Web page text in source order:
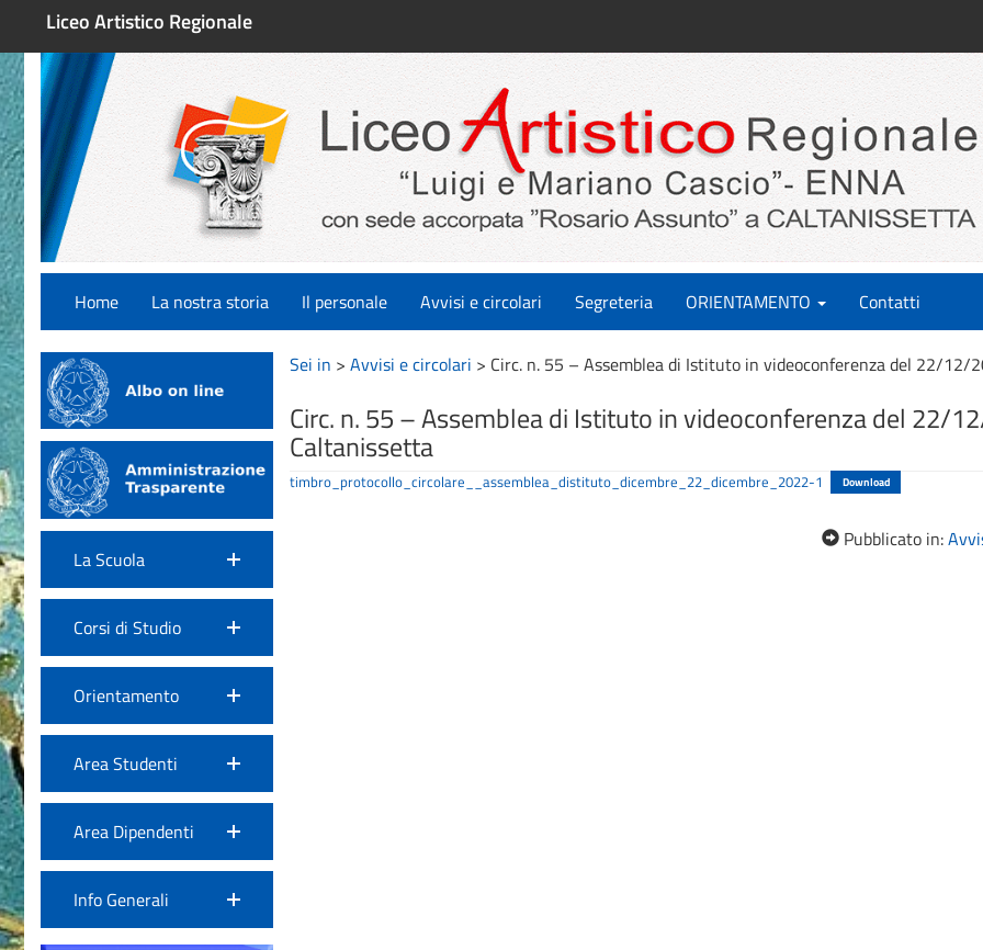
Liceo Artistico Regionale
Home La nostra storia Il personale Avvisi e circolari Segreteria ORIENTAMENTO Contatti
La Scuola
Corsi di Studio
Orientamento
Area Studenti
Area Dipendenti
Info Generali
Sei in > Avvisi e circolari > Circ. n. 55 – Assemblea di Istituto in videoconferenza del 22/12/
Circ. n. 55 – Assemblea di Istituto in videoconferenza del 22/
Caltanissetta
timbro_protocollo_circolare__assemblea_distituto_dicembre_22_dicembre_2022-1 Download
Pubblicato in: